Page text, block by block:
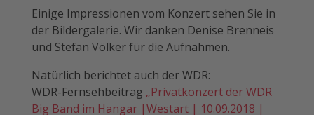
Einige Impressionen vom Konzert sehen Sie in
der Bildergalerie. Wir danken Denise Brenneis
und Stefan Völker für die Aufnahmen.
Natürlich berichtet auch der WDR:
WDR-Fernsehbeitrag „Privatkonzert der WDR
Big Band im Hangar |Westart | 10.09.2018 |